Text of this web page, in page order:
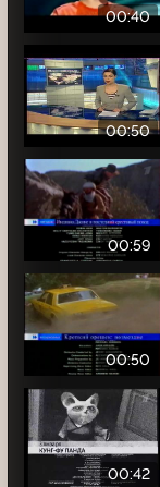
00:40
00:50
00:59
00:50
00:42